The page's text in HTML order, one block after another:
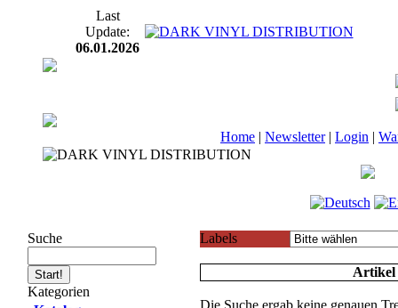
Last
Update:
06.01.2026
Home | Newsletter| Login |
Suche
Kategorien
Labels
Artikel
Die Suche ergab keine genauen